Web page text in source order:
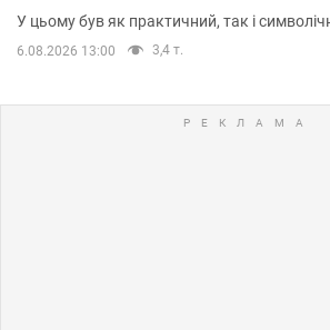
У цьому був як практичний, так і
6.08.2026 13:00 3,4 т.